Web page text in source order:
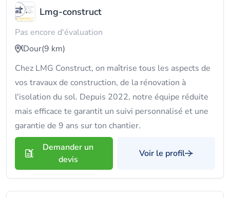
Lmg-construct
Pas encore d'évaluation
Dour(9 km)
Chez LMG Construct, on maîtrise tous les aspects de
vos travaux de construction, de la rénovation à
l'isolation du sol. Depuis 2022, notre équipe réduite
mais efficace te garantit un suivi personnalisé et une
garantie de 9 ans sur ton chantier.
Demander un
devis
Voir le profil